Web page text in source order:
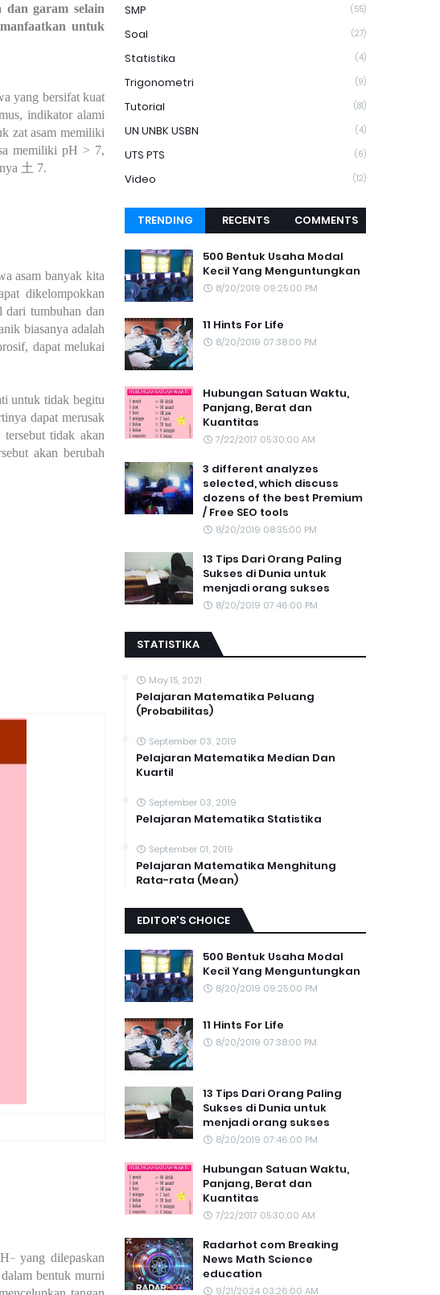
dan garam selain
untuk
yang bersifat kuat
indikator alami
zat asam memiliki
memiliki pH > 7,
土 7.
asam banyak kita
dikelompokkan
dari tumbuhan dan
biasanya adalah
dapat melukai
untuk tidak begitu
dapat merusak
tidak akan
akan berubah
− yang dilepaskan
bentuk murni
SMP (55)
Soal (27)
Statistika (4)
Trigonometri (9)
Tutorial (81)
UN UNBK USBN (4)
UTS PTS (6)
Video (12)
TRENDING
TOPIC
RECENTS COMMENTS
500 Bentuk Usaha Modal
Kecil Yang Menguntungkan
8/20/2019 09:25:00 PM
11 Hints For Life
8/20/2019 07:38:00 PM
Hubungan Satuan Waktu,
Panjang, Berat dan
Kuantitas
7/22/2017 05:30:00 AM
3 different analyzes
selected, which discuss
dozens of the best Premium
/ Free SEO tools
8/20/2019 08:35:00 PM
13 Tips Dari Orang Paling
Sukses di Dunia untuk
menjadi orang sukses
8/20/2019 07:46:00 PM
STATISTIKA
May 15, 2021
Pelajaran Matematika Peluang
(Probabilitas)
September 03, 2019
Pelajaran Matematika Median Dan
Kuartil
September 03, 2019
Pelajaran Matematika Statistika
September 01, 2019
Pelajaran Matematika Menghitung
Rata-rata (Mean)
EDITOR'S CHOICE
500 Bentuk Usaha Modal
Kecil Yang Menguntungkan
8/20/2019 09:25:00 PM
11 Hints For Life
8/20/2019 07:38:00 PM
13 Tips Dari Orang Paling
Sukses di Dunia untuk
menjadi orang sukses
8/20/2019 07:46:00 PM
Hubungan Satuan Waktu,
Panjang, Berat dan
Kuantitas
7/22/2017 05:30:00 AM
Radarhot com Breaking
News Math Science
education
9/21/2024 03:26:00 AM